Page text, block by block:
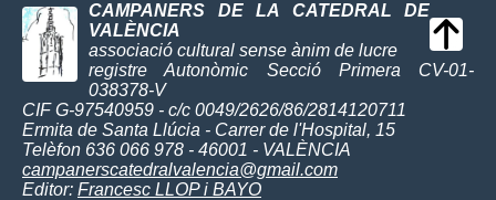
CAMPANERS DE LA CATEDRAL DE
VALÈNCIA
associació cultural sense ànim de lucre
registre Autonòmic Secció Primera CV-01-
038378-V
CIF G-97540959 - c/c 0049/2626/86/2814120711
Ermita de Santa Llúcia - Carrer de l'Hospital, 15
Telèfon 636 066 978 - 46001 - VALÈNCIA
campanerscatedralvalencia@gmail.com
Editor: Francesc LLOP i BAYO